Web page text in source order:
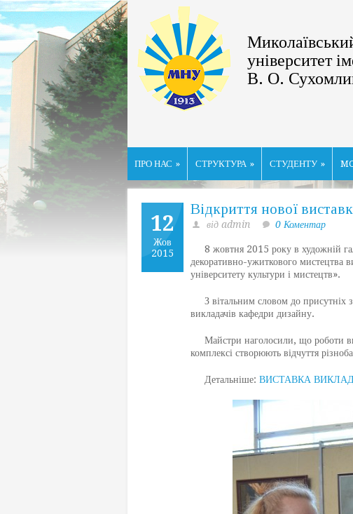
університет
В. О.
ПРО НАС » СТРУКТУРА » СТУДЕНТУ »
12
Жов
2015
Відкриття нової
від admin 0 Коментар
8 жовтня 2015 року в художній
декоративно-ужиткового мистецтва
університету культури і мистецтв».
З вітальним словом до присутніх
викладачів кафедри дизайну.
Майстри наголосили, що роботи
комплексі створюють відчуття
Детальніше: ВИСТАВКА